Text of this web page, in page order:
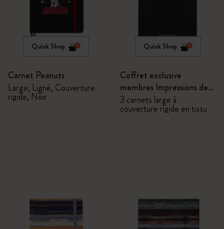
Quick Shop
Carnet Peanuts
Large, Ligné, Couverture
rigide, Noir
Quick Shop
Coffret exclusive
membres Impressions de
l'Impressionnisme -
Carnets
3 carnets large à
couverture rigide en tissu